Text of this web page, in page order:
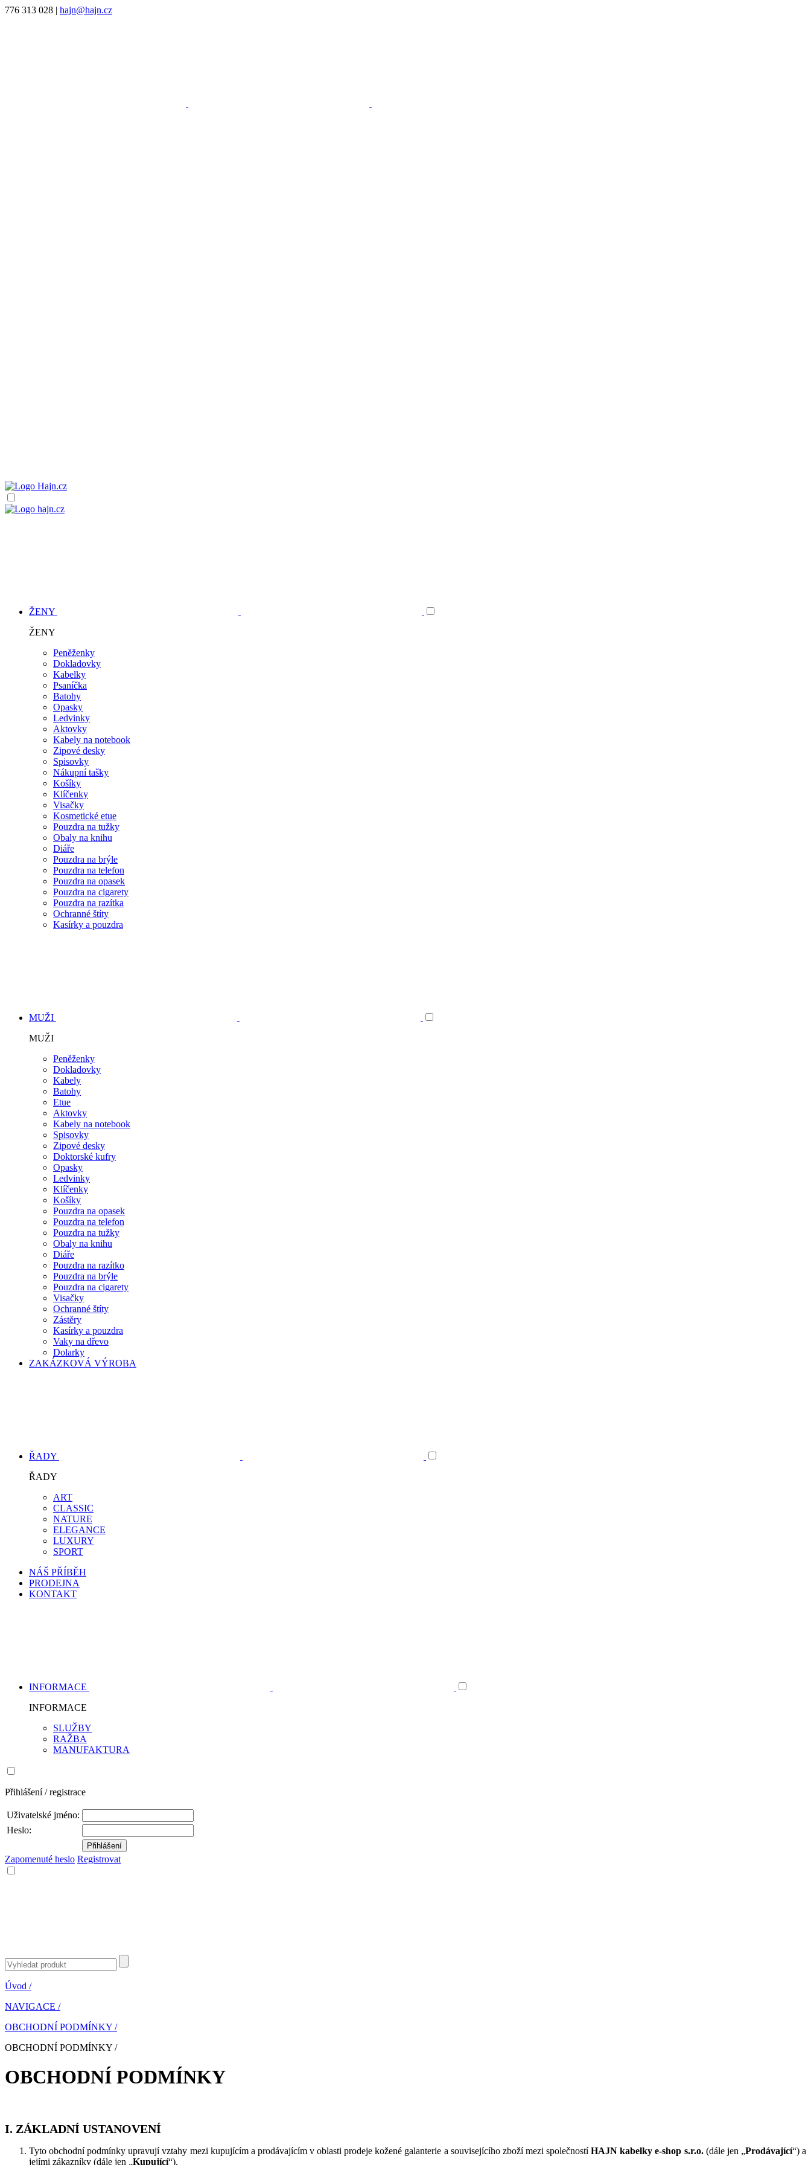
776 313 028 | hajn@hajn.cz
ŽENY
ŽENY
Peněženky
Dokladovky
Kabelky
Psaníčka
Batohy
Opasky
Ledvinky
Aktovky
Kabely na notebook
Zipové desky
Spisovky
Nákupní tašky
Košíky
Klíčenky
Visačky
Kosmetické etue
Pouzdra na tužky
Obaly na knihu
Diáře
Pouzdra na brýle
Pouzdra na telefon
Pouzdra na opasek
Pouzdra na cigarety
Pouzdra na razítka
Ochranné štíty
Kasírky a pouzdra
MUŽI
MUŽI
Peněženky
Dokladovky
Kabely
Batohy
Etue
Aktovky
Kabely na notebook
Spisovky
Zipové desky
Doktorské kufry
Opasky
Ledvinky
Klíčenky
Košíky
Pouzdra na opasek
Pouzdra na telefon
Pouzdra na tužky
Obaly na knihu
Diáře
Pouzdra na razítko
Pouzdra na brýle
Pouzdra na cigarety
Visačky
Ochranné štíty
Zástěry
Kasírky a pouzdra
Vaky na dřevo
Dolarky
ZAKÁZKOVÁ VÝROBA
ŘADY
ŘADY
ART
CLASSIC
NATURE
ELEGANCE
LUXURY
SPORT
NÁŠ PŘÍBĚH
PRODEJNA
KONTAKT
INFORMACE
INFORMACE
SLUŽBY
RAŽBA
MANUFAKTURA
Přihlášení / registrace
Uživatelské jméno:
Heslo:
Zapomenuté heslo Registrovat
Úvod /
NAVIGACE /
OBCHODNÍ PODMÍNKY /
OBCHODNÍ PODMÍNKY /
OBCHODNÍ PODMÍNKY
I. ZÁKLADNÍ USTANOVENÍ
Tyto obchodní podmínky upravují vztahy mezi kupujícím a prodávajícím v oblasti prodeje kožené galanterie a souvisejícího zboží mezi společnostíHAJN kabelky e-shop s.r.o.(dále jen „Prodávající“) a
jejími zákazníky (dále jen „Kupující“).